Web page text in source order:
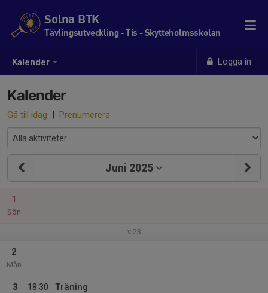
Kalender Logga in
Solna BTK
Tävlingsutveckling - Tis - Skytteholmsskolan
Kalender
Gå till idag | Prenumerera
Juni 2025
1
Sön
v.23
2
Mån
3
18:30
Träning